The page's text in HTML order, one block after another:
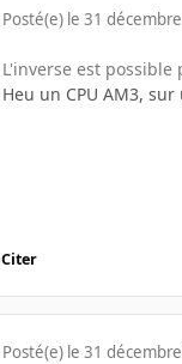
Posté(e) le 31
L'inverse est
Heu un CPU AM3,
Citer
Posté(e) le 31